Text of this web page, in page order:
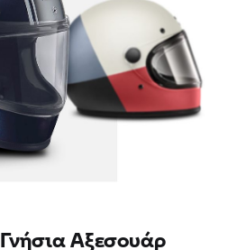
Αξεσουάρ